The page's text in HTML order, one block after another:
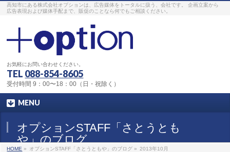
高知市にある株式会社オプションは、広告媒体をトータルに扱う、会社です。 企画立案から
広告表現および媒体手配まで、販促のことなら何でもご相談ください。
お気軽にお問い合わせください。
TEL 088-854-8605
受付時間 9：00〜18：00（日・祝除く）
MENU
オプションSTAFF「さとうとも
や」のブログ
HOME » オプションSTAFF「さとうともや」のブログ » 2013年10月